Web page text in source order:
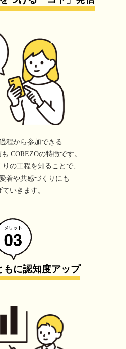
程から参加できる
COREZOの特徴です。
の工程を知ることで、
着や共感づくりにも
いきます。
もに認知度アップ